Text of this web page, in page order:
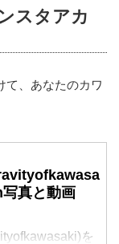
デザイン振興会
インが優れた
ッドデザイン
バイクもその範
したバイクをピ
スタアカ
て、あなたのカワ
真と動画
を